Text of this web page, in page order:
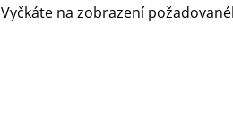
Vyčkáte na zobrazení